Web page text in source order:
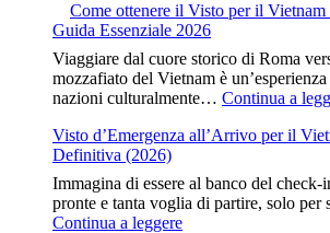
Come ottenere il Visto per il
Guida Essenziale 2026
Viaggiare dal cuore storico di Roma
mozzafiato del Vietnam è
nazioni culturalmente… Continua a
Visto d’Emergenza all’Arrivo per il
Definitiva (2026)
Immagina di essere al banco del
pronte e tanta voglia di partire, solo
Continua a leggere